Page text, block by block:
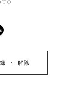
・ 解除